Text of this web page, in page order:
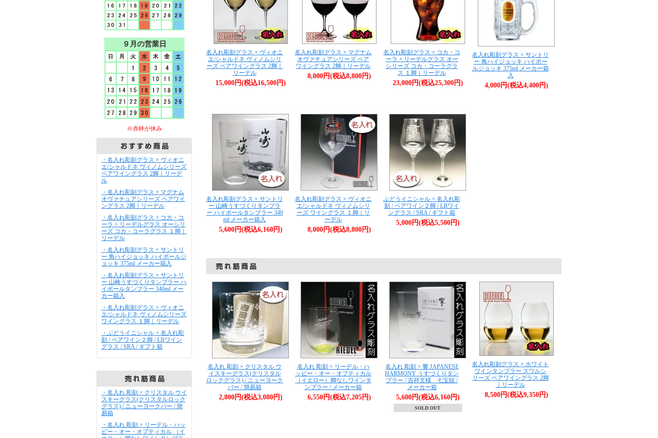
９月の営業日
※赤枠が休み
・名入れ彫刻グラス × ヴィオニ
エ/シャルドネ ヴィノムシリーズ
ペアワイングラス 2脚｜リーデ
ル
・名入れ彫刻グラス × マグナム
オヴァチュアシリーズ ペアワイ
ングラス 2脚｜リーデル
・名入れ彫刻グラス × コカ・コ
ーラ + リーデルグラス オーシリ
ーズ コカ・コーラグラス １脚｜
リーデル
・名入れ彫刻グラス × サントリ
ー 角ハイジョッキ ハイボールジ
ョッキ 375ml メーカー箱入
・名入れ彫刻グラス × サントリ
ー 山崎うすづくりタンブラー ハ
イボールタンブラー 340ml メー
カー箱入
・名入れ彫刻グラス × ヴィオニ
エ/シャルドネ ヴィノムシリーズ
ワイングラス １脚｜リーデル
・ぶどうイニシャル × 名入れ彫
刻 / ペアワイン２脚 / LBワイン
グラス / SRA / ギフト箱
・名入れ 彫刻 × クリスタル ウイ
スキーグラス(クリスタルロック
グラス) / ニューヨークバー / 簡
易箱
・名入れ 彫刻 × リーデル・ハッ
ピー・オー・オプティカル （イ
名入れ彫刻グラス × ヴィオニ
エ/シャルドネ ヴィノムシリ
ーズ ペアワイングラス 2脚｜
リーデル
15,000円(税込16,500円)
名入れ彫刻グラス × マグナム
オヴァチュアシリーズ ペア
ワイングラス 2脚｜リーデル
8,000円(税込8,800円)
名入れ彫刻グラス × コカ・コ
ーラ + リーデルグラス オー
シリーズ コカ・コーラグラ
ス １脚｜リーデル
23,000円(税込25,300円)
名入れ彫刻グラス × サントリ
ー 角ハイジョッキ ハイボー
ルジョッキ 375ml メーカー箱
入
4,000円(税込4,400円)
名入れ彫刻グラス × サントリ
ー 山崎うすづくりタンブラ
ー ハイボールタンブラー 340
ml メーカー箱入
5,600円(税込6,160円)
名入れ彫刻グラス × ヴィオニ
エ/シャルドネ ヴィノムシリ
ーズ ワイングラス １脚｜リ
ーデル
8,000円(税込8,800円)
ぶどうイニシャル × 名入れ彫
刻 / ペアワイン２脚 / LBワイ
ングラス / SRA / ギフト箱
5,000円(税込5,500円)
名入れ 彫刻 × クリスタル ウ
イスキーグラス(クリスタル
ロックグラス) / ニューヨーク
バー / 簡易箱
2,800円(税込3,080円)
名入れ 彫刻 × リーデル・ハ
ッピー・オー・オプティカル
（イエロー）脚なしワインタ
ンブラー / メーカー箱
6,550円(税込7,205円)
名入れ 彫刻 × 響 JAPANESE
HARMONY うすづくりタン
ブラー / 吉祥文様 七宝紋 /
メーカー箱
5,600円(税込6,160円)
SOLD OUT
名入れ彫刻グラス × ホワイト
ワインタンブラー スワルシ
リーズ ペアワイングラス 2脚
｜リーデル
8,500円(税込9,350円)